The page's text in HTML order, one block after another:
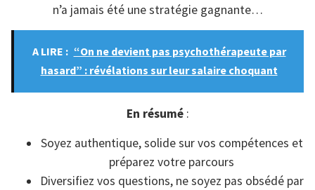
n’a jamais été une stratégie gagnante…
A LIRE : “On ne devient pas psychothérapeute par
hasard” : révélations sur leur salaire choquant
En résumé:
Soyez authentique, solide sur vos compétences et
préparez votre parcours
Diversifiez vos questions, ne soyez pas obsédé par